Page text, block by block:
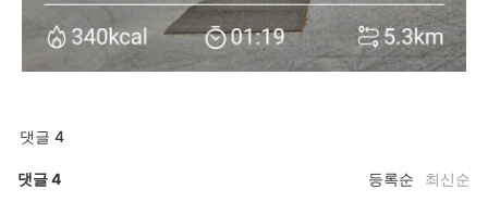
댓글 4
댓글4 등록순 최신순